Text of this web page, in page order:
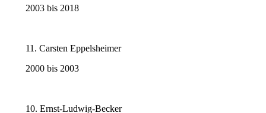
2003 bis 2018
11. Carsten Eppelsheimer
2000 bis 2003
10. Ernst-Ludwig-Becker